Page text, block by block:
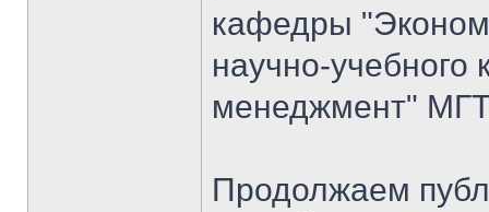
кафедры
научно-
менеджмент"
Продолжаем